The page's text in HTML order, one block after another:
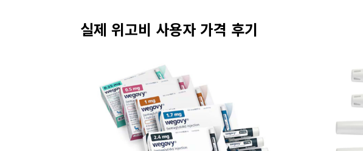
실제 위고비 사용자 가격 후기